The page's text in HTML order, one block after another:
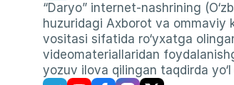
“Daryo” internet-nashrining
huzuridagi Axborot va ommaviy
vositasi sifatida ro‘yxatga
videomateriallaridan
yozuv ilova qilingan taqdirda yo‘l